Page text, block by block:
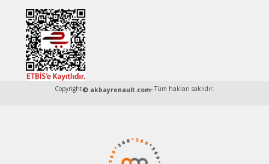
Copyright© akbayrenault.com- Tüm hakları saklıdır.